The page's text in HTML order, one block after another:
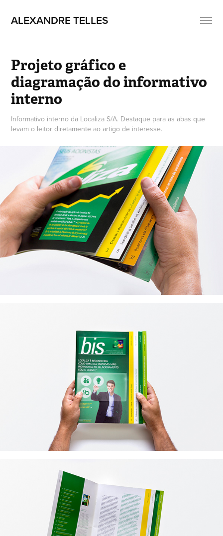
ALEXANDRE TELLES
Projeto gráfico e
diagramação do informativo
interno
Informativo interno da Localiza S/A. Destaque para as abas que
levam o leitor diretamente ao artigo de interesse.